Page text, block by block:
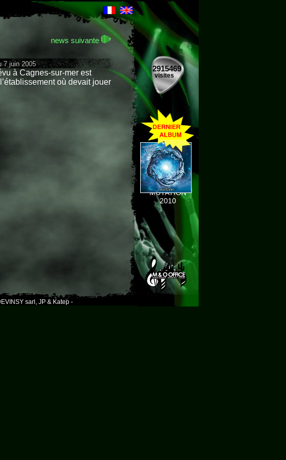
2915469
visites
MUTATION
2010
news suivante
juin 2005
à Cagnes-sur-mer est
où devait jouer
sarl, JP & Katep -